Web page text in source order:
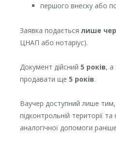
першого внеску або
Заявка подається лише
ЦНАП або нотаріус).
Документ дійсний 5 років,
продавати ще 5 років.
Ваучер доступний лише
підконтрольній території
аналогічної допомоги